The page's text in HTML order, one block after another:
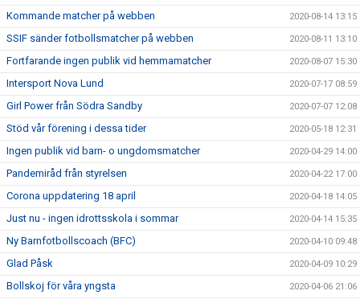
Kommande matcher på webben 2020-08-14 13:15
SSIF sänder fotbollsmatcher på webben 2020-08-11 13:10
Fortfarande ingen publik vid hemmamatcher 2020-08-07 15:30
Intersport Nova Lund 2020-07-17 08:59
Girl Power från Södra Sandby 2020-07-07 12:08
Stöd vår förening i dessa tider 2020-05-18 12:31
Ingen publik vid barn- o ungdomsmatcher 2020-04-29 14:00
Pandemiråd från styrelsen 2020-04-22 17:00
Corona uppdatering 18 april 2020-04-18 14:05
Just nu - ingen idrottsskola i sommar 2020-04-14 15:35
Ny Barnfotbollscoach (BFC) 2020-04-10 09:48
Glad Påsk 2020-04-09 10:29
Bollskoj för våra yngsta 2020-04-06 21:06